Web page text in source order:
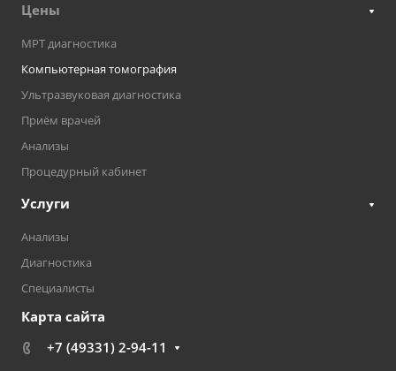
Цены
МРТ диагностика
Компьютерная томография
Ультразвуковая диагностика
Приём врачей
Анализы
Процедурный кабинет
Услуги
Анализы
Диагностика
Специалисты
Карта сайта
+7 (49331) 2-94-11